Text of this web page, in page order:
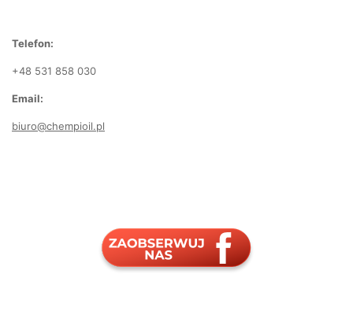
Telefon:
+48 531 858 030
Email:
biuro@chempioil.pl